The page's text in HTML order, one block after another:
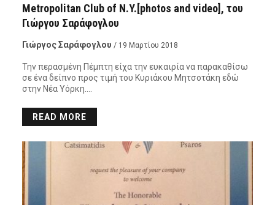
Metropolitan Club of N.Y.[photos and video], του
Γιώργου Σαράφογλου
Γιώργος Σαράφογλου / 19 Μαρτίου 2018
Την περασμένη Πέμπτη είχα την ευκαιρία να παρακαθίσω
σε ένα δείπνο προς τιμή του Κυριάκου Μητσοτάκη εδώ
στην Νέα Υόρκη….
READ MORE